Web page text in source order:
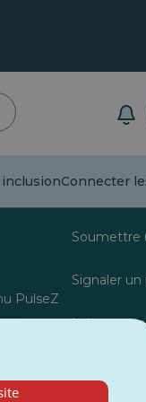
Connecter
PulseZ
Soumettre
Signaler
Laisser un